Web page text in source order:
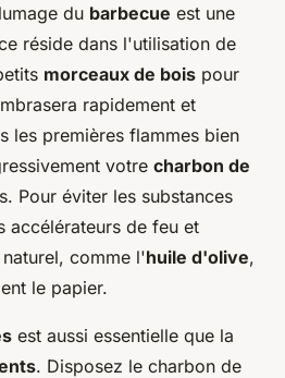
du barbecue est une
réside dans l'utilisation de
morceaux de bois pour
rapidement et
les premières flammes bien
votre charbon de
Pour éviter les substances
accélérateurs de feu et
comme l'huile d'olive,
le papier.
est aussi essentielle que la
. Disposez le charbon de